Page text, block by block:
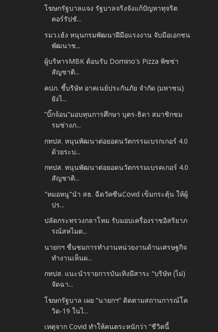
โฆษกรัฐบาลแจง รัฐบาลจริงจังแก้ปัญหาทุจริต
คอร์รัปชั...
รมว.เฮ้ง หนุนกรมพัฒนาฝีมือแรงงาน จับมือเอกชน
พัฒนาช...
ผู้บริหารMBK ต้อนรับ Domino's Pizza พิซซ่า
สัญชาติ...
คปภ. ชี้บริษัท อาคเนย์ประกันภัย จำกัด (มหาชน)
ยังไ...
”บิ๊กจ้อน”มอบทุนการศึกษา บุตร-ธิดา สมาชิกชม
รมช่างภ...
กทปส. หนุนพัฒนาต่อยอดนวัตกรรมเบรกเกอร์ 4.0
ด้วยระบ...
กทปส. หนุนพัฒนาต่อยอดนวัตกรรมเบรคเกอร์ 4.0
สัญชาติ...
"หมอหนู"นำ สธ. ฉีดวัคซีนCovid เข็มกระตุ้น ให้ผู้
ปร...
ปลัดกระทรวงกลาโหม รับมอบเครื่องราชอิสริยาภ
รณ์สหไมต...
นายกฯ ชื่นชมการทำงานหน่วยงานด้านเศรษฐกิจ
ทำงานเห็นผ...
กทปส. แนะนำรายการบันเทิงมีสาระ “บริษัท (ไม่)
จัดฉา...
โฆษกรัฐบาล เผย “นายกฯ” ติดตามสถานการณ์โค
วิด-19 ในไ...
เหตุจาก Covid ทำให้คนตระหนักว่า “ชีวิตนี้